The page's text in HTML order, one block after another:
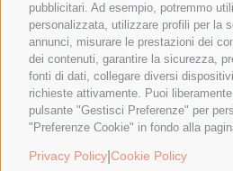
pubblicitari. Ad esempio, potremmo
personalizzata, utilizzare profili per la
annunci, misurare le prestazioni dei
dei contenuti, garantire la sicurezza,
fonti di dati, collegare diversi
richieste attivamente. Puoi
pulsante "Gestisci Preferenze" per
"Preferenze Cookie" in fondo alla
Privacy Policy Cookie Policy
23 Febbraio
←Post
© 2015
Privacy policy